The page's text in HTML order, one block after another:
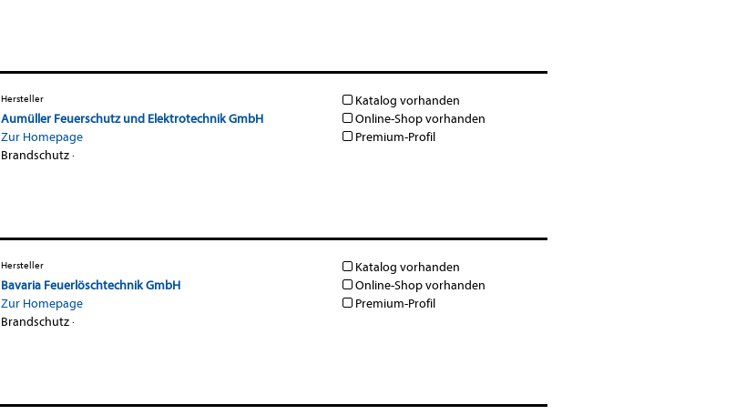
Hersteller
Aumüller Feuerschutz und Elektrotechnik GmbH
Zur Homepage
Brandschutz·
Katalog vorhanden
Online-Shop vorhanden
Premium-Profil
Hersteller
Bavaria Feuerlöschtechnik GmbH
Zur Homepage
Brandschutz·
Katalog vorhanden
Online-Shop vorhanden
Premium-Profil